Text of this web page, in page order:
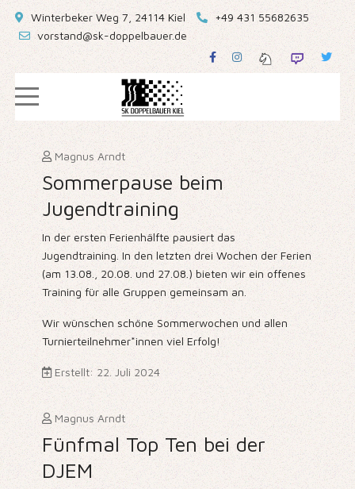
Winterbeker Weg 7, 24114 Kiel
+49 431 55682635
vorstand@sk-doppelbauer.de
Magnus Arndt
Sommerpause beim
Jugendtraining
In der ersten Ferienhälfte pausiert das
Jugendtraining. In den letzten drei Wochen der Ferien
(am 13.08., 20.08. und 27.08.) bieten wir ein offenes
Training für alle Gruppen gemeinsam an.
Wir wünschen schöne Sommerwochen und allen
Turnierteilnehmer*innen viel Erfolg!
Erstellt: 22. Juli 2024
Magnus Arndt
Fünfmal Top Ten bei der
DJEM